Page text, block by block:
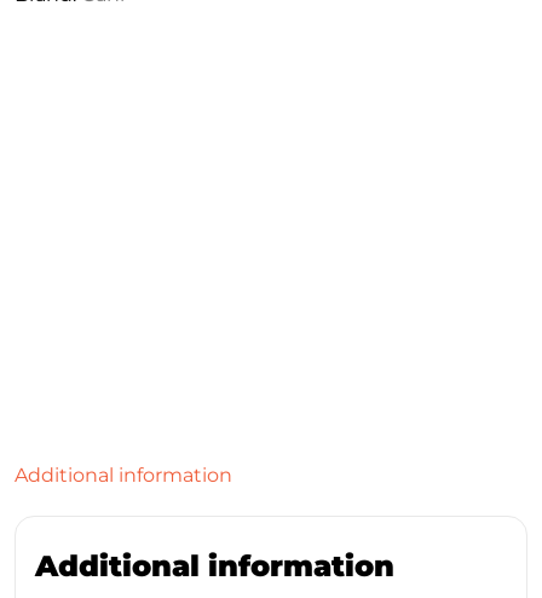
Additional information
Additional information